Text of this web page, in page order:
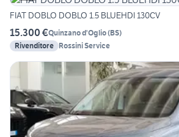
FIAT DOBLO DOBLO 1.5 BLUEHDI 130CV
15.300 €Quinzano d'Oglio(BS)
Rivenditore Rossini Service